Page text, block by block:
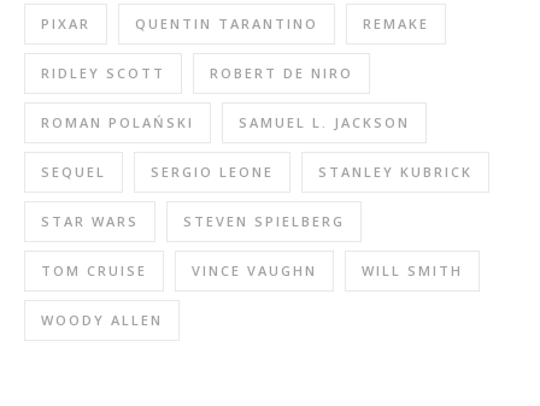
PIXAR QUENTIN TARANTINO REMAKE
RIDLEY SCOTT ROBERT DE NIRO
ROMAN POLAŃSKI SAMUEL L. JACKSON
SEQUEL SERGIO LEONE STANLEY KUBRICK
STAR WARS STEVEN SPIELBERG
TOM CRUISE VINCE VAUGHN WILL SMITH
WOODY ALLEN